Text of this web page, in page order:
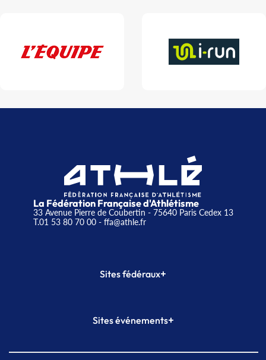
La Fédération Française d'Athlétisme
33 Avenue Pierre de Coubertin - 75640 Paris Cedex 13
T.01 53 80 70 00- ffa@athle.fr
Sites fédéraux+
Plateforme Formation
Sites événements+
Meeting de Paris indoor